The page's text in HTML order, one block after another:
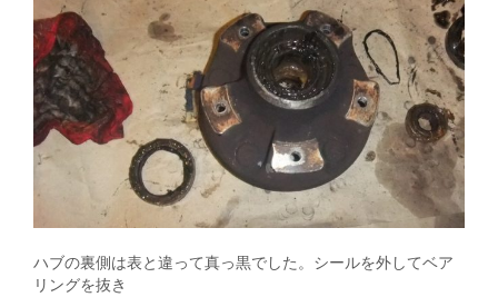
ハブの裏側は表と違って真っ黒でした。シールを外してベア
リングを抜き